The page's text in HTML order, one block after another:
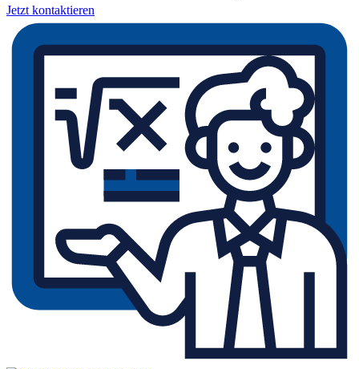
Jetzt kontaktieren